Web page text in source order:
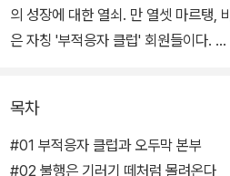
의 성장에 대한 열쇠. 만 열셋 마르탱,
은 자칭 '부적응자 클럽' 회원들이다.
마르탱은 한 시간 만에 끝나버린 첫사
바카리는 너무 똑똑해서 사람들을 짜증
타를 치며 머리가 초록빛이다. 천재발
목차
#01 부적응자 클럽과 오두막 본부
#02 불행은 기러기 떼처럼 몰려온다